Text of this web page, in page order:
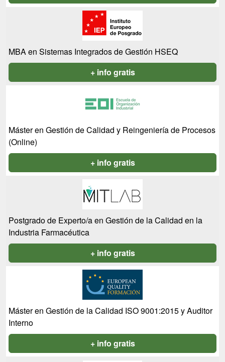
MBA en Sistemas Integrados de Gestión HSEQ
+ info gratis
Máster en Gestión de Calidad y Reingeniería de Procesos
(Online)
+ info gratis
Postgrado de Experto/a en Gestión de la Calidad en la
Industria Farmacéutica
+ info gratis
Máster en Gestión de la Calidad ISO 9001:2015 y Auditor
Interno
+ info gratis